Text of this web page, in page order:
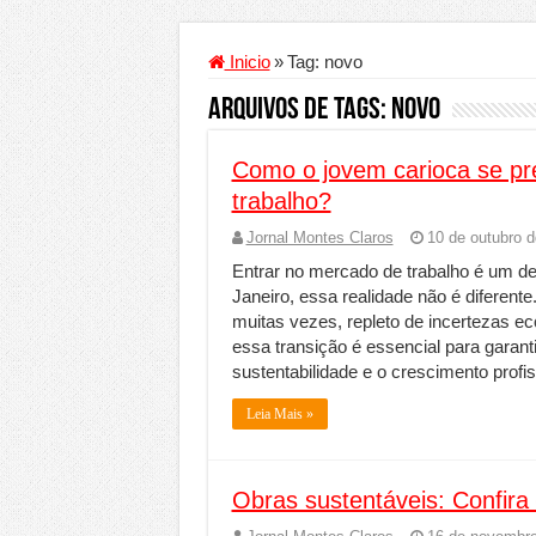
Criador de Sites ou VPS:
Comércio Interativo
De economista a
Marcenaria sob medida:
Do estudo à aprovação:
Tomada de decisão
Qualidade do produto e
O Crescimento da
Inicio » Tag: novo
Arquivos de Tags: novo
Como o jovem carioca se
trabalho?
Jornal Montes Claros 10 de outubro
Entrar no mercado de trabalho é um
Janeiro, essa realidade não é
muitas vezes, repleto de incertezas
essa transição é essencial para
sustentabilidade e o crescimento
Leia Mais »
Obras sustentáveis: